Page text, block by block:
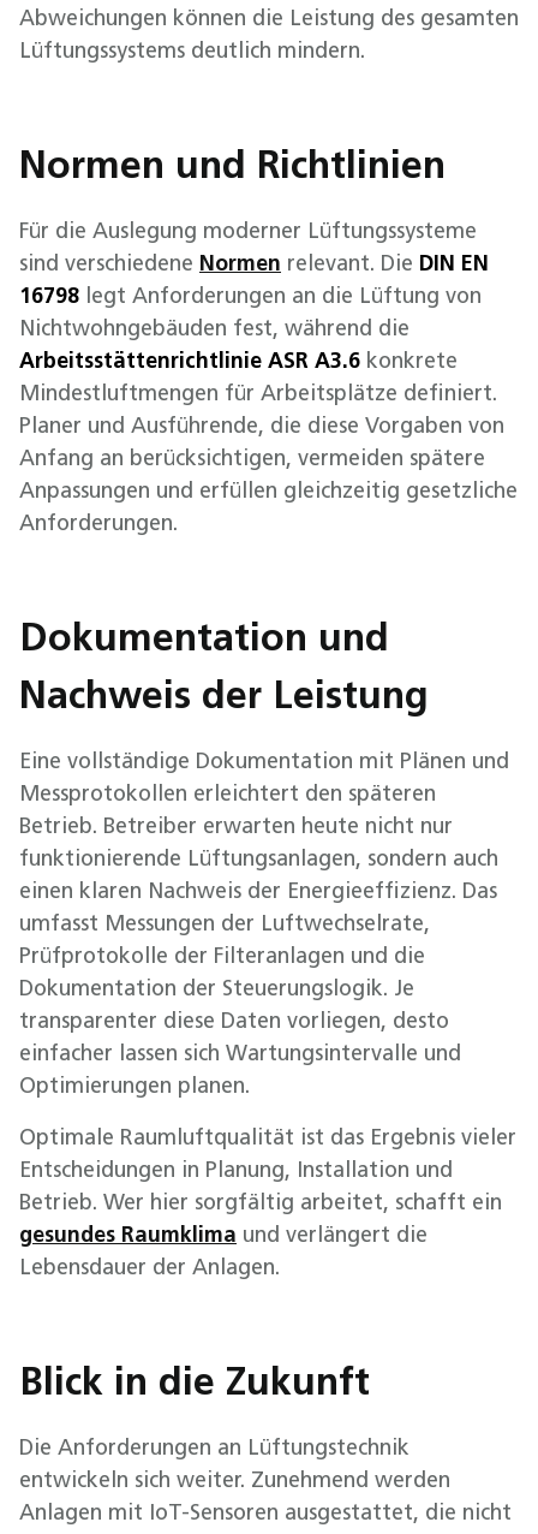
Abweichungen können die Leistung des gesamten
Lüftungssystems deutlich mindern.
Normen und Richtlinien
Für die Auslegung moderner Lüftungssysteme
sind verschiedene Normen relevant. Die DIN EN
16798 legt Anforderungen an die Lüftung von
Nichtwohngebäuden fest, während die
Arbeitsstättenrichtlinie ASR A3.6 konkrete
Mindestluftmengen für Arbeitsplätze definiert.
Planer und Ausführende, die diese Vorgaben von
Anfang an berücksichtigen, vermeiden spätere
Anpassungen und erfüllen gleichzeitig gesetzliche
Anforderungen.
Dokumentation und
Nachweis der Leistung
Eine vollständige Dokumentation mit Plänen und
Messprotokollen erleichtert den späteren
Betrieb. Betreiber erwarten heute nicht nur
funktionierende Lüftungsanlagen, sondern auch
einen klaren Nachweis der Energieeffizienz. Das
umfasst Messungen der Luftwechselrate,
Prüfprotokolle der Filteranlagen und die
Dokumentation der Steuerungslogik. Je
transparenter diese Daten vorliegen, desto
einfacher lassen sich Wartungsintervalle und
Optimierungen planen.
Optimale Raumluftqualität ist das Ergebnis vieler
Entscheidungen in Planung, Installation und
Betrieb. Wer hier sorgfältig arbeitet, schafft ein
gesundes Raumklima und verlängert die
Lebensdauer der Anlagen.
Blick in die Zukunft
Die Anforderungen an Lüftungstechnik
entwickeln sich weiter. Zunehmend werden
Anlagen mit IoT-Sensoren ausgestattet, die nicht